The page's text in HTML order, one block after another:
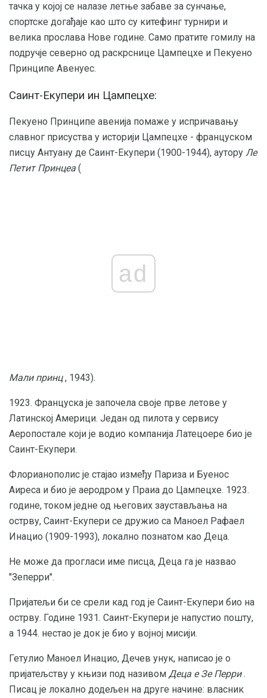
тачка у којој се налазе летње забаве за сунчање,
спортске догађаје као што су китефинг турнири и
велика прослава Нове године. Само пратите гомилу на
подручје северно од раскрснице Цампецхе и Пекуено
Принципе Авенуес.
Саинт-Екупери ин Цампецхе:
Пекуено Принципе авенија помаже у испричавању
славног присуства у историји Цампецхе - француском
писцу Антуану де Саинт-Екупери (1900-1944), аутору Ле
Петит Принцеа (
ad
Мали принц, 1943).
1923. Француска је започела своје прве летове у
Латинској Америци. Један од пилота у сервису
Аеропостале који је водио компанија Латецоере био је
Саинт-Екупери.
Флорианополис је стајао између Париза и Буенос
Аиреса и био је аеродром у Праиа до Цампецхе. 1923.
године, током једне од његових заустављања на
острву, Саинт-Екупери се дружио са Маноел Рафаел
Инацио (1909-1993), локално познатом као Деца.
Не може да прогласи име писца, Деца га је назвао
"Зеперри".
Пријатељи би се срели кад год је Саинт-Екупери био на
острву. Године 1931. Саинт-Екупери је напустио пошту,
а 1944. нестао је док је био у војној мисији.
Гетулио Маноел Инацио, Дечев унук, написао је о
пријатељству у књизи под називом Деца е Зе Перри.
Писац је локално додељен на друге начине: власник